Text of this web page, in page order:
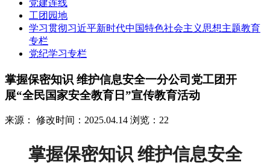
党建连线
工团园地
学习贯彻习近平新时代中国特色社会主义思想主题教育
专栏
党纪学习专栏
掌握保密知识 维护信息安全一分公司党工团开
展“全民国家安全教育日”宣传教育活动
来源： 修改时间：2025.04.14 浏览：22
掌握保密知识 维护信息安全